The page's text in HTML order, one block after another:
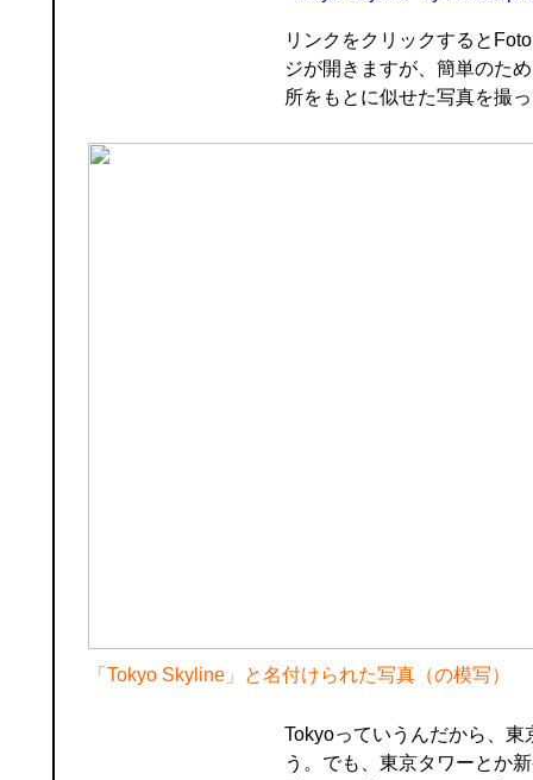
リンクをクリックすると
ジが開きますが、簡単のた
所をもとに似せた写真を撮
「Tokyo Skyline」と名付けられた写真（の模写）
Tokyoっていうんだから、東
う。でも、東京タワーとか